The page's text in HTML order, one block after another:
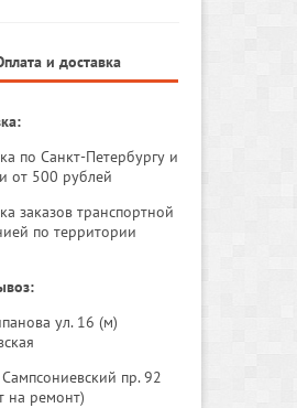
и доставка
по Санкт-Петербургу и
от 500 рублей
заказов транспортной
по территории
ул. 16 (м)
пр. 92
на ремонт)